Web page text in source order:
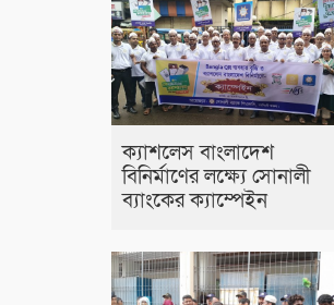
ক্যাশলেস বাংলাদেশ
বিনির্মাণের লক্ষ্যে সোনালী
ব্যাংকের ক্যাম্পেইন